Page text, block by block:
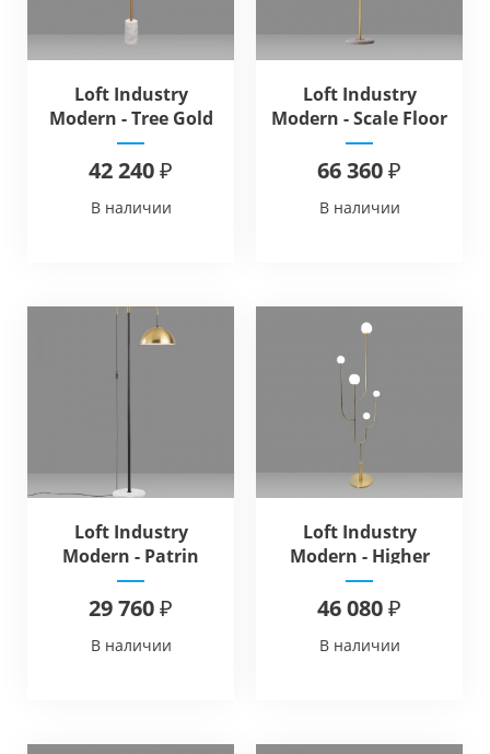
Loft Industry
Modern - Tree Gold
Floor
42 240 ₽
В наличии
Loft Industry
Modern - Scale Floor
66 360 ₽
В наличии
Loft Industry
Modern - Patrin
Floor
29 760 ₽
В наличии
Loft Industry
Modern - Higher
Floor
46 080 ₽
В наличии